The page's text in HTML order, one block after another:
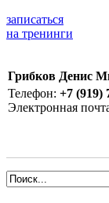
записаться
на тренинги
Грибков Денис
Телефон: +7 (919)
Электронная